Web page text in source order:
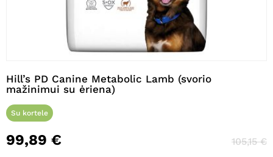
Hill’s PD Canine Metabolic Lamb (svorio
mažinimui su ėriena)
Su kortele
99,89 € 105,15€
El. paštas